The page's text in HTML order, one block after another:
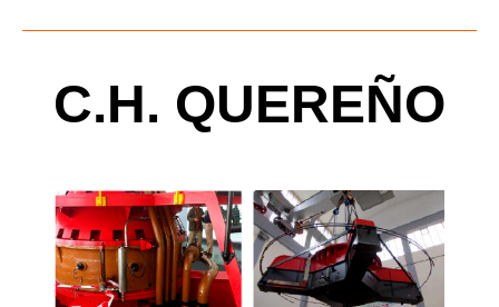
C.H. QUEREÑO